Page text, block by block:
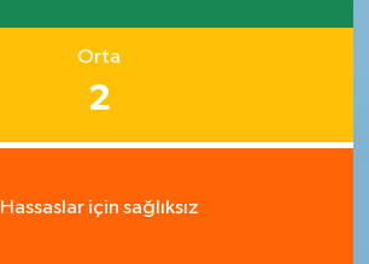
Orta
2
Hassaslar için sağlıksız